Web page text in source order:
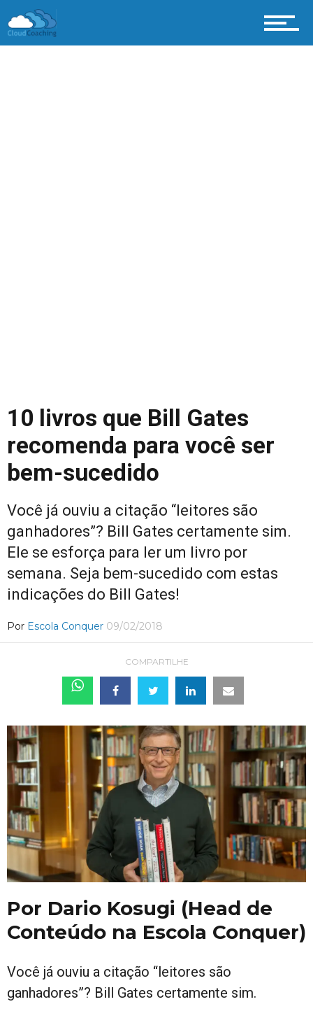
10 livros que Bill Gates
recomenda para você ser
bem-sucedido
Você já ouviu a citação “leitores são
ganhadores”? Bill Gates certamente sim.
Ele se esforça para ler um livro por
semana. Seja bem-sucedido com estas
indicações do Bill Gates!
Por Escola Conquer 09/02/2018
COMPARTILHE
Por Dario Kosugi (Head de
Conteúdo na Escola Conquer)
Você já ouviu a citação “leitores são
ganhadores”? Bill Gates certamente sim.